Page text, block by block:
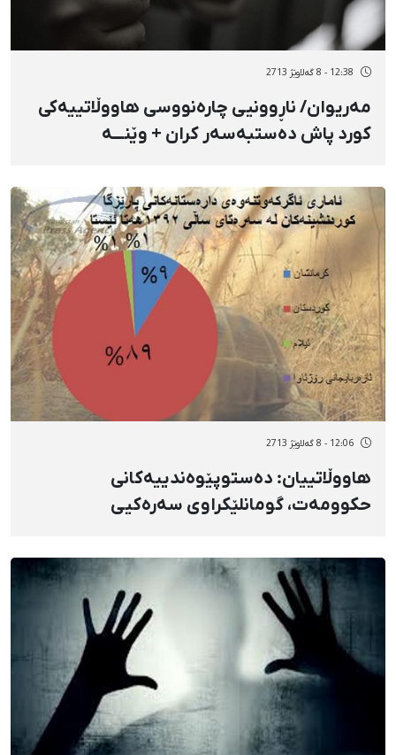
12:38 - 8 گەلاوێژ 2713
مەریوان/ ناڕوونیی چارەنووسی هاووڵاتییەکی
کورد پاش دەستبەسەر کران + وێنـــه
12:06 - 8 گەلاوێژ 2713
هاووڵاتییان: دەستوپێوەندییەکانی
حکوومەت، گومانلێکراوی سەرەکیی